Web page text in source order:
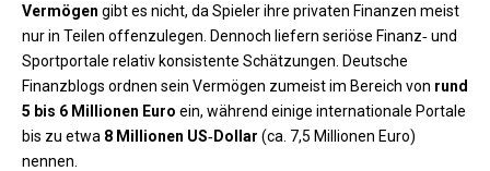
Vermögen gibt es nicht, da Spieler ihre privaten Finanzen meist
nur in Teilen offenzulegen. Dennoch liefern seriöse Finanz‑ und
Sportportale relativ konsistente Schätzungen. Deutsche
Finanzblogs ordnen sein Vermögen zumeist im Bereich von rund
5 bis 6 Millionen Euro ein, während einige internationale Portale
bis zu etwa 8 Millionen US‑Dollar (ca. 7,5 Millionen Euro)
nennen.